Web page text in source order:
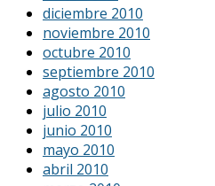
diciembre 2010
noviembre 2010
octubre 2010
septiembre 2010
agosto 2010
julio 2010
junio 2010
mayo 2010
abril 2010